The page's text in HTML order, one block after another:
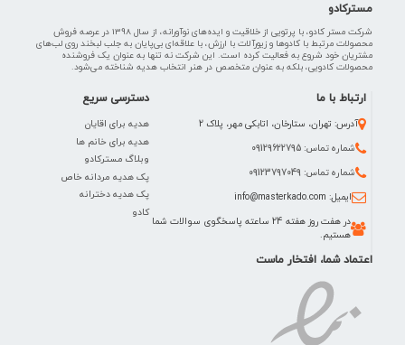
مسترکادو
شرکت مستر کادو، با پرتویی از خلاقیت و ایده‌های نوآورانه، از سال 1398 در عرصه فروش
محصولات مرتبط با کادوها و زیورآلات با ارزش، با علاقه‌ای بی‌پایان به جلب لبخند روی لب‌های
مشتریان خود شروع به فعالیت کرده است. این شرکت نه تنها به عنوان یک فروشنده
محصولات کادویی، بلکه به عنوان متخصص در هنر انتخاب هدیه شناخته می‌شود.
ارتباط با ما
آدرس: تهران، ستارخان، اتابکی مهر، پلاک 2
شماره تماس: 09129622795
شماره تماس: 09123797049
ایمیل: info@masterkado.com
در هفت روز هفته 24 ساعته پاسخگوی سوالات شما
هستیم.
دسترسی سریع
هدیه برای اقایان
هدیه برای خانم ها
وبلاگ مسترکادو
پک هدیه مردانه خاص
پک هدیه دخترانه
کادو
اعتماد شما، افتخار ماست